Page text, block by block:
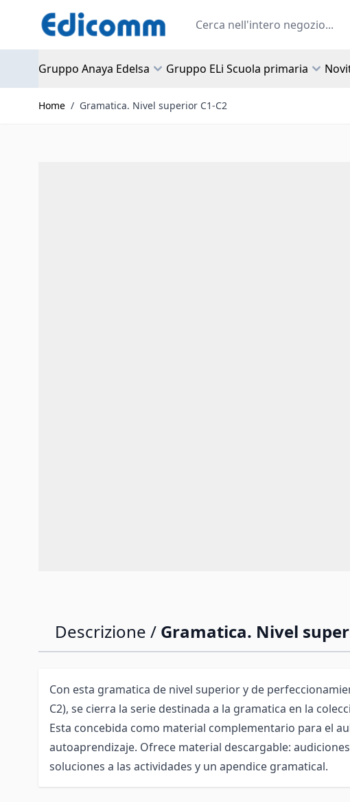
Search
Gruppo Anaya Edelsa Gruppo ELi Scuola primaria
Home / Gramatica. Nivel superior C1-C2
Descrizione / Gramatica. Nivel
Con esta gramatica de nivel superior y de
C2), se cierra la serie destinada a la gramatica en la
Esta concebida como material complementario para el
autoaprendizaje. Ofrece material descargable:
soluciones a las actividades y un apendice gramatical.